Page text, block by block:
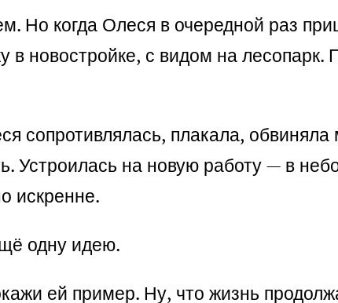
Но когда Олеся в очередной раз
в новостройке, с видом на лесопарк.
сопротивлялась, плакала,
Устроилась на новую работу — в
искренне.
одну идею.
ей пример. Ну, что жизнь